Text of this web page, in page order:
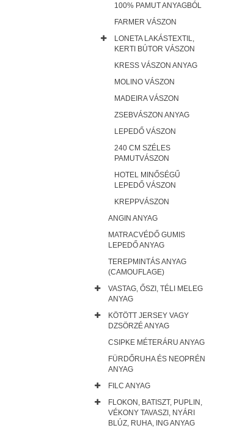
100% PAMUT ANYAGBÓL
FARMER VÁSZON
LONETA LAKÁSTEXTIL,
KERTI BÚTOR VÁSZON
KRESS VÁSZON ANYAG
MOLINO VÁSZON
MADEIRA VÁSZON
ZSEBVÁSZON ANYAG
LEPEDŐ VÁSZON
240 CM SZÉLES
PAMUTVÁSZON
HOTEL MINŐSÉGŰ
LEPEDŐ VÁSZON
KREPPVÁSZON
ANGIN ANYAG
MATRACVÉDŐ GUMIS
LEPEDŐ ANYAG
TEREPMINTÁS ANYAG
(CAMOUFLAGE)
VASTAG, ŐSZI, TÉLI MELEG
ANYAG
KÖTÖTT JERSEY VAGY
DZSÖRZÉ ANYAG
CSIPKE MÉTERÁRU ANYAG
FÜRDŐRUHA ÉS NEOPRÉN
ANYAG
FILC ANYAG
FLOKON, BATISZT, PUPLIN,
VÉKONY TAVASZI, NYÁRI
BLÚZ, RUHA, ING ANYAG